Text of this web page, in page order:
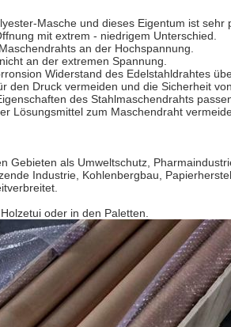
Masche und dieses Eigentum ist sehr
mit extrem - niedrigem Unterschied.
an der Hochspannung.
an der extremen Spannung.
Widerstand des Edelstahldrahtes
den Druck vermeiden und die Sicherheit
des Stahlmaschendrahts
Lösungsmittel zum Maschendraht
Gebieten als Umweltschutz,
Industrie, Kohlenbergbau,
oder in den Paletten.